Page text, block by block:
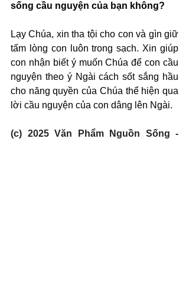
sống cầu nguyện của bạn không?
Lạy Chúa, xin tha tội cho con và gìn giữ
tấm lòng con luôn trong sạch. Xin giúp
con nhận biết ý muốn Chúa để con cầu
nguyện theo ý Ngài cách sốt sắng hầu
cho năng quyền của Chúa thể hiện qua
lời cầu nguyện của con dâng lên Ngài.
(c) 2025 Văn Phẩm Nguồn Sống -